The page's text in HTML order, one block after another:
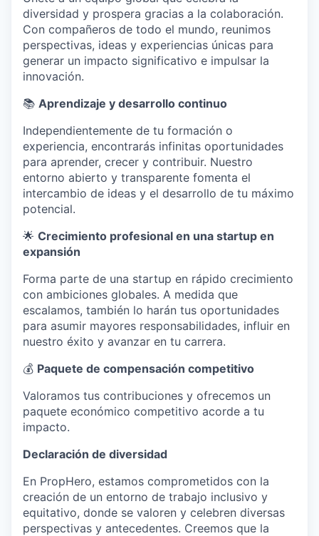
diversidad y prospera gracias a la colaboración.
Con compañeros de todo el mundo, reunimos
perspectivas, ideas y experiencias únicas para
generar un impacto significativo e impulsar la
innovación.
📚 Aprendizaje y desarrollo continuo
Independientemente de tu formación o
experiencia, encontrarás infinitas oportunidades
para aprender, crecer y contribuir. Nuestro
entorno abierto y transparente fomenta el
intercambio de ideas y el desarrollo de tu máximo
potencial.
🌟 Crecimiento profesional en una startup en
expansión
Forma parte de una startup en rápido crecimiento
con ambiciones globales. A medida que
escalamos, también lo harán tus oportunidades
para asumir mayores responsabilidades, influir en
nuestro éxito y avanzar en tu carrera.
💰 Paquete de compensación competitivo
Valoramos tus contribuciones y ofrecemos un
paquete económico competitivo acorde a tu
impacto.
Declaración de diversidad
En PropHero, estamos comprometidos con la
creación de un entorno de trabajo inclusivo y
equitativo, donde se valoren y celebren diversas
perspectivas y antecedentes. Creemos que la